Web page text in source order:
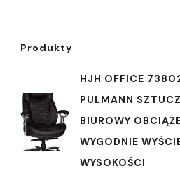
Produkty
HJH OFFICE
PULMANN
BIUROWY
WYGODNIE
WYSOKOŚCI